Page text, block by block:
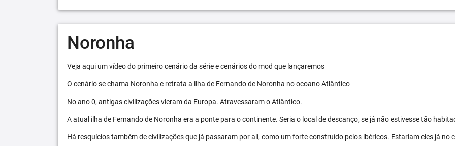
Noronha
Veja aqui um vídeo do primeiro cenário da série e cenários do mod que lançaremos
O cenário se chama Noronha e retrata a ilha de Fernando de Noronha no ocoano Atlântico
No ano 0, antigas civilizações vieram da Europa. Atravessaram o Atlântico.
A atual ilha de Fernando de Noronha era a ponte para o continente. Seria o local de descanço, se já não estivesse tão
Há resquícios também de civilizações que já passaram por ali, como um forte construído pelos ibéricos. Estariam eles já no